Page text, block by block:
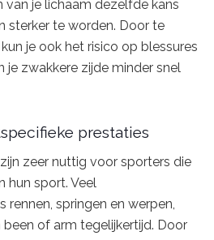
van je lichaam dezelfde kans
sterker te worden. Door te
je ook het risico op blessures
je zwakkere zijde minder snel
prestaties
zeer nuttig voor sporters die
hun sport. Veel
springen en werpen,
of arm tegelijkertijd. Door